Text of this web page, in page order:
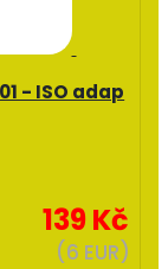
- ISO adap
139 Kč
(6 EUR)